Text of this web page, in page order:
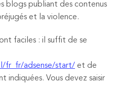
blogs publiant des contenus
et la violence.
faciles : il suffit de se
fr_fr/adsense/start/ et de
indiquées. Vous devez saisir